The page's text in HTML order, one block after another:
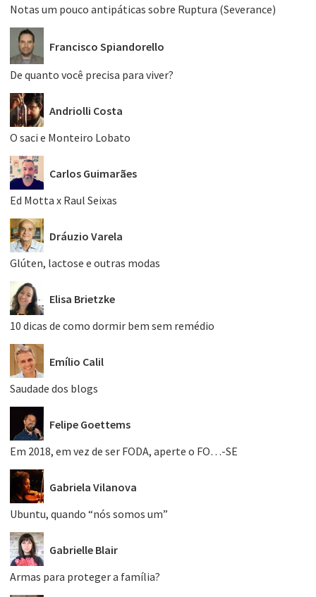
Notas um pouco antipáticas sobre Ruptura (Severance)
Francisco Spiandorello
De quanto você precisa para viver?
Andriolli Costa
O saci e Monteiro Lobato
Carlos Guimarães
Ed Motta x Raul Seixas
Dráuzio Varela
Glúten, lactose e outras modas
Elisa Brietzke
10 dicas de como dormir bem sem remédio
Emílio Calil
Saudade dos blogs
Felipe Goettems
Em 2018, em vez de ser FODA, aperte o FO…-SE
Gabriela Vilanova
Ubuntu, quando “nós somos um”
Gabrielle Blair
Armas para proteger a família?